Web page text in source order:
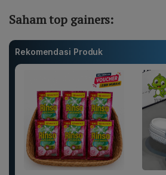
Saham top gainers:
Rekomendasi Produk